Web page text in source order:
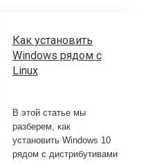
Как установить
Windows рядом с
Linux
В этой статье мы
разберем, как
установить Windows 10
рядом с дистрибутивами